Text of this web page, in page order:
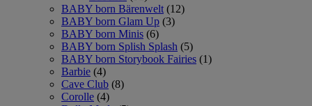
BABY born Bärenwelt (12)
BABY born Glam Up (3)
BABY born Minis (6)
BABY born Splish Splash (5)
BABY born Storybook Fairies (1)
Barbie (4)
Cave Club (8)
Corolle (4)